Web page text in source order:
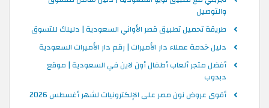
والتوصيل
طريقة تحميل تطبيق قصر الأواني السعودية | دليلك للتسوق
دليل خدمة عملاء دار الأميرات | رقم دار الأميرات السعودية
أفضل متجر ألعاب أطفال أون لاين في السعودية | موقع
دبدوب
أقوى عروض نون مصر على الإلكترونيات لشهر أغسطس 2026